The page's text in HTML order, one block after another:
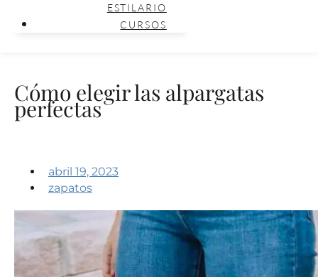
ESTILARIO
CURSOS
Cómo elegir las alpargatas
perfectas
abril 19, 2023
zapatos